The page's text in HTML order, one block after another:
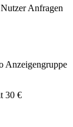
Anfragen
Anzeigengruppe
30 €